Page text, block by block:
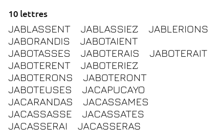
10 lettres
JABLASSENT JABLASSIEZ
JABLERIONS
JABORANDIS
JABOTAIENT
JABOTASSES
JABOTERAIS
JABOTERAIT
JABOTERENT
JABOTERIEZ
JABOTERONS
JABOTERONT
JABOTEUSES
JACAPUCAYO
JACARANDAS
JACASSAMES
JACASSASSE
JACASSATES
JACASSERAI
JACASSERAS